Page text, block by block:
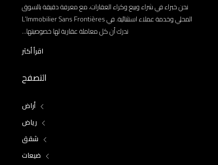
نحن خبراء في شراء وبيع وكراء العقارات، مع معرفة دقيقة بالسوق
المحلي وخدمة عملاء استثنائية. في L’Immobilier Sans Frontières
ندرك أن كل معاملة عقارية لها خصوصيتها...
اقرأ أكثر
التصفح
أراض
رياض
شقق
ضيعات